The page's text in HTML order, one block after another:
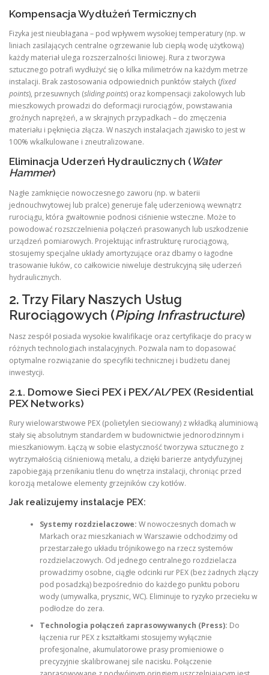
Kompensacja Wydłużeń Termicznych
Fizyka jest nieubłagana – pod wpływem wysokiej temperatury (np. w
liniach zasilających centralne ogrzewanie lub ciepłą wodę użytkową)
każdy materiał ulega rozszerzalności liniowej. Rura z tworzywa
sztucznego potrafi wydłużyć się o kilka milimetrów na każdym metrze
instalacji. Brak zastosowania odpowiednich punktów stałych (fixed
points), przesuwnych (sliding points) oraz kompensacji zakolowych lub
mieszkowych prowadzi do deformacji rurociągów, powstawania
groźnych naprężeń, a w skrajnych przypadkach – do zmęczenia
materiału i pęknięcia złącza. W naszych instalacjach zjawisko to jest w
100% wkalkulowane i zneutralizowane.
Eliminacja Uderzeń Hydraulicznych ( Water
Hammer)
Nagłe zamknięcie nowoczesnego zaworu (np. w baterii
jednouchwytowej lub pralce) generuje falę uderzeniową wewnątrz
rurociągu, która gwałtownie podnosi ciśnienie wsteczne. Może to
powodować rozszczelnienia połączeń prasowanych lub uszkodzenie
urządzeń pomiarowych. Projektując infrastrukturę rurociągową,
stosujemy specjalne układy amortyzujące oraz dbamy o łagodne
trasowanie łuków, co całkowicie niweluje destrukcyjną siłę uderzeń
hydraulicznych.
2. Trzy Filary Naszych Usług
Rurociągowych (Piping Infrastructure)
Nasz zespół posiada wysokie kwalifikacje oraz certyfikacje do pracy w
różnych technologiach instalacyjnych. Pozwala nam to dopasować
optymalne rozwiązanie do specyfiki technicznej i budżetu danej
inwestycji.
2.1. Domowe Sieci PEX i PEX/Al/PEX (Residential
PEX Networks)
Rury wielowarstwowe PEX (polietylen sieciowany) z wkładką aluminiową
stały się absolutnym standardem w budownictwie jednorodzinnym i
mieszkaniowym. Łączą w sobie elastyczność tworzywa sztucznego z
wytrzymałością ciśnieniową metalu, a dzięki barierze antydyfuzyjnej
zapobiegają przenikaniu tlenu do wnętrza instalacji, chroniąc przed
korozją metalowe elementy grzejników czy kotłów.
Jak realizujemy instalacje PEX:
Systemy rozdzielaczowe: W nowoczesnych domach w
Markach oraz mieszkaniach w Warszawie odchodzimy od
przestarzałego układu trójnikowego na rzecz systemów
rozdzielaczowych. Od jednego centralnego rozdzielacza
prowadzimy osobne, ciągłe odcinki rur PEX (bez żadnych złączy
pod posadzką) bezpośrednio do każdego punktu poboru
wody (umywalka, prysznic, WC). Eliminuje to ryzyko przecieku w
podłodze do zera.
Technologia połączeń zaprasowywanych (Press): Do
łączenia rur PEX z kształtkami stosujemy wyłącznie
profesjonalne, akumulatorowe prasy promieniowe o
precyzyjnie skalibrowanej sile nacisku. Połączenie